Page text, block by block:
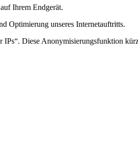
Ihrem Endgerät.
Optimierung unseres Internetauftritts.
Diese Anonymisierungsfunktion